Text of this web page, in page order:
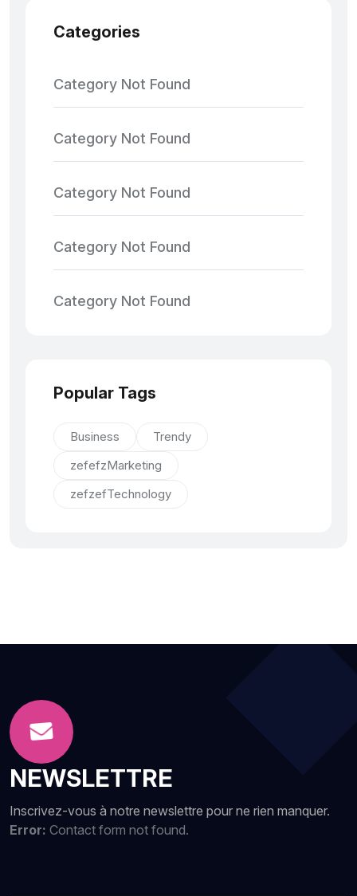
Categories
Category Not Found
Category Not Found
Category Not Found
Category Not Found
Category Not Found
Popular Tags
Business
Trendy
zefefzMarketing
zefzefTechnology
NEWSLETTRE
Inscrivez-vous à notre newslettre pour ne rien manquer.
Error: Contact form not found.